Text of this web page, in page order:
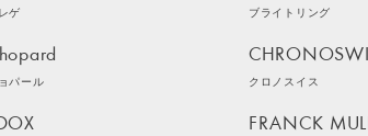
ゲ ブライトリング
パール クロノスイス
FRANCK